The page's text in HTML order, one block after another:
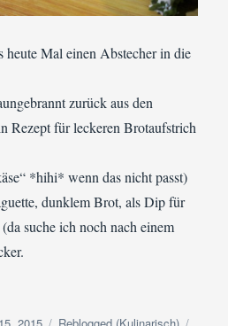
Mal einen Abstecher in die
zurück aus den
Rezept für leckeren Brotaufstrich
*hihi* wenn das nicht passt)
dunklem Brot, als Dip für
suche ich noch nach einem
Hek'senkaas Sweet Chili &
Kategorien